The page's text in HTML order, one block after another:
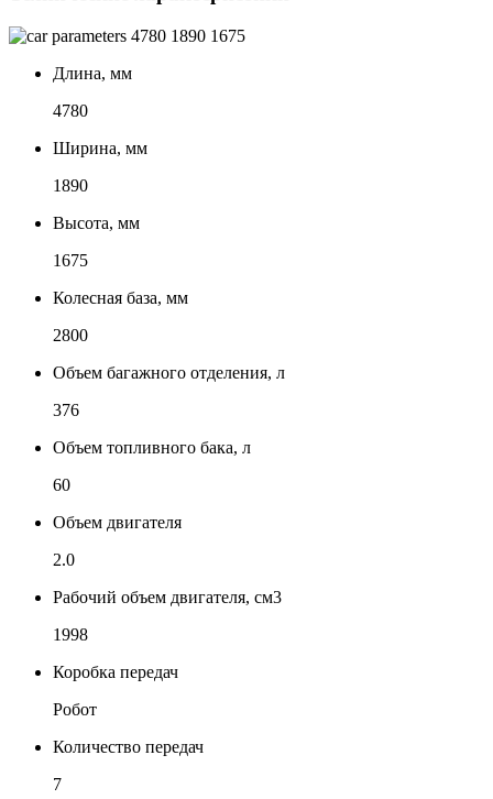
4780 1890 1675
Длина, мм
4780
Ширина, мм
1890
Высота, мм
1675
Колесная база, мм
2800
Объем багажного отделения, л
376
Объем топливного бака, л
60
Объем двигателя
2.0
Рабочий объем двигателя, см3
1998
Коробка передач
Робот
Количество передач
7